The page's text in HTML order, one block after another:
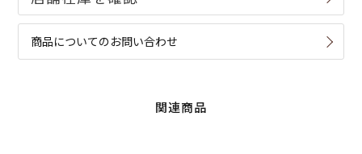
商品についてのお問い合わせ
関連商品